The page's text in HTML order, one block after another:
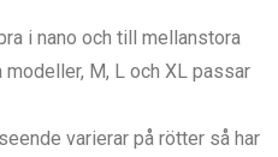
i nano och till mellanstora
M, L och XL passar
varierar på rötter så har